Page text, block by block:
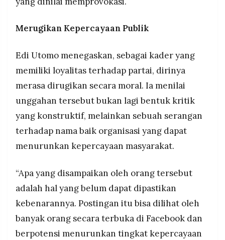
Merugikan Kepercayaan Publik
Edi Utomo menegaskan, sebagai kader yang
memiliki loyalitas terhadap partai, dirinya
merasa dirugikan secara moral. Ia menilai
unggahan tersebut bukan lagi bentuk kritik
yang konstruktif, melainkan sebuah serangan
terhadap nama baik organisasi yang dapat
menurunkan kepercayaan masyarakat.
“Apa yang disampaikan oleh orang tersebut
adalah hal yang belum dapat dipastikan
kebenarannya. Postingan itu bisa dilihat oleh
banyak orang secara terbuka di Facebook dan
berpotensi menurunkan tingkat kepercayaan